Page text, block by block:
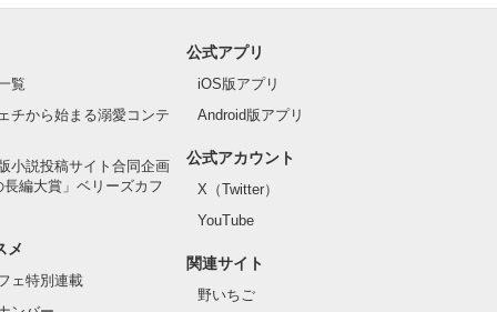
覧
チから始まる溺愛コンテ
小説投稿サイト合同企画
長編大賞」ベリーズカフ
メ
ェ特別連載
公式アプリ
iOS版アプリ
Android版アプリ
公式アカウント
X（Twitter）
YouTube
関連サイト
野いちご